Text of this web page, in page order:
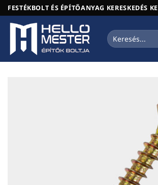
Skip
to
content
FESTÉKBOLT ÉS ÉPÍTŐANYAG KERESKEDÉS
Keresés
a